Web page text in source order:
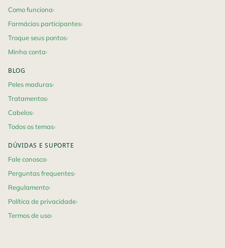
Como funciona
Farmácias participantes
Troque seus pontos
Minha conta
BLOG
Peles maduras
Tratamentos
Cabelos
Todos os temas
DÚVIDAS E SUPORTE
Fale conosco
Perguntas frequentes
Regulamento
Política de privacidade
Termos de uso